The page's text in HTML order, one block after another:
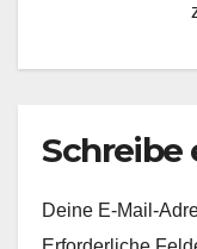
Schreibe
Deine E-Mail-